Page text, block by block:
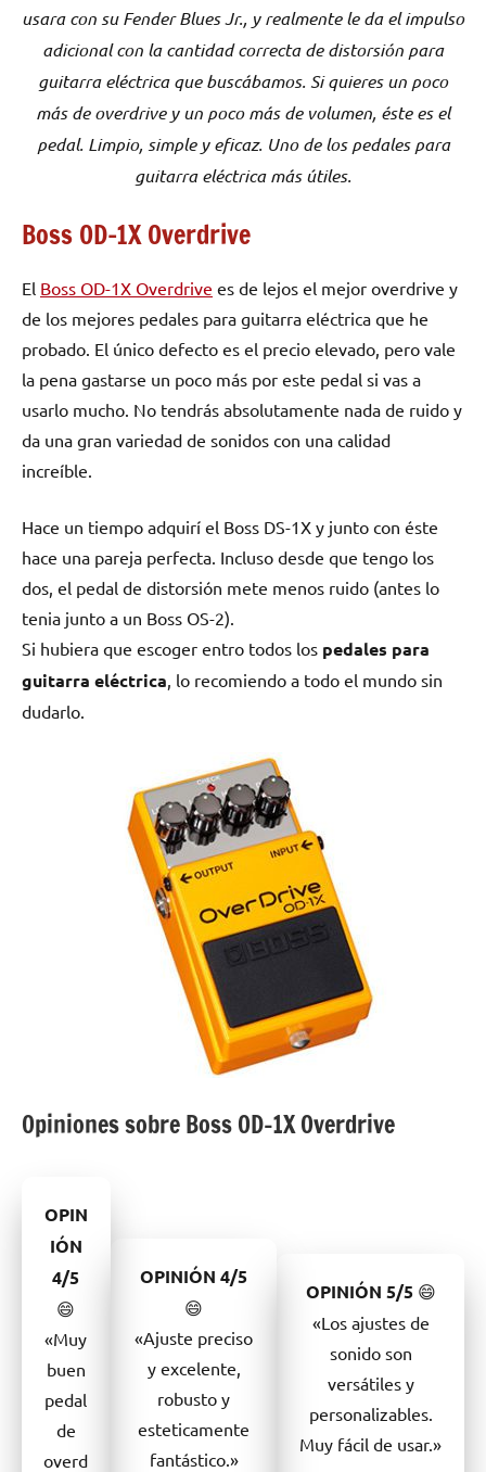
usara con su Fender Blues Jr., y realmente le da el impulso
adicional con la cantidad correcta de distorsión para
guitarra eléctrica que buscábamos. Si quieres un poco
más de overdrive y un poco más de volumen, éste es el
pedal. Limpio, simple y eficaz. Uno de los pedales para
guitarra eléctrica más útiles.
Boss OD-1X Overdrive
El Boss OD-1X Overdrive es de lejos el mejor overdrive y
de los mejores pedales para guitarra eléctrica que he
probado. El único defecto es el precio elevado, pero vale
la pena gastarse un poco más por este pedal si vas a
usarlo mucho. No tendrás absolutamente nada de ruido y
da una gran variedad de sonidos con una calidad
increíble.
Hace un tiempo adquirí el Boss DS-1X y junto con éste
hace una pareja perfecta. Incluso desde que tengo los
dos, el pedal de distorsión mete menos ruido (antes lo
tenia junto a un Boss OS-2).
Si hubiera que escoger entro todos los pedales para
guitarra eléctrica, lo recomiendo a todo el mundo sin
dudarlo.
Opiniones sobre Boss OD-1X Overdrive
OPIN
IÓN
4/5
😄
«Muy
buen
pedal
de
overd
OPINIÓN 4/5
😄
«Ajuste preciso
y excelente,
robusto y
esteticamente
fantástico.»
OPINIÓN 5/5😄
«Los ajustes de
sonido son
versátiles y
personalizables.
Muy fácil de usar.»